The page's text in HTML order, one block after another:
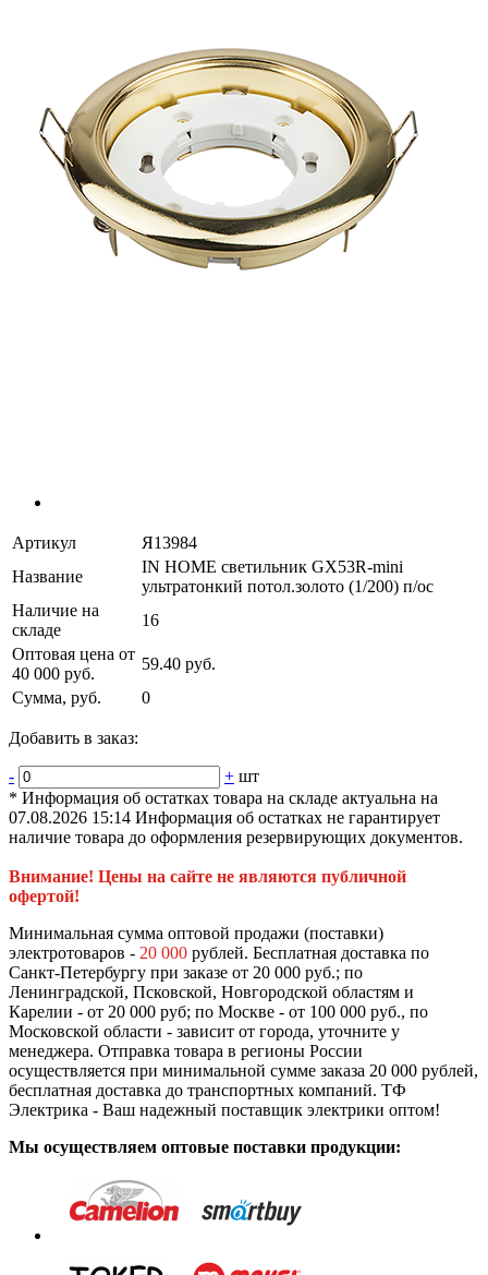
Артикул
Я13984
Название
IN HOME светильник GX53R-mini
ультратонкий потол.золото (1/200) п/ос
Наличие на
складе
16
Оптовая цена от
40 000 руб.
59.40 руб.
Сумма, руб.
0
Добавить в заказ:
- + шт
* Информация об остатках товара на складе актуальна на
07.08.2026 15:14 Информация об остатках не гарантирует
наличие товара до оформления резервирующих документов.
Внимание! Цены на сайте не являются публичной
офертой!
Минимальная сумма оптовой продажи (поставки)
электротоваров - 20 000 рублей. Бесплатная доставка по
Санкт-Петербургу при заказе от 20 000 руб.; по
Ленинградской, Псковской, Новгородской областям и
Карелии - от 20 000 руб; по Москве - от 100 000 руб., по
Московской области - зависит от города, уточните у
менеджера. Отправка товара в регионы России
осуществляется при минимальной сумме заказа 20 000 рублей,
бесплатная доставка до транспортных компаний. ТФ
Электрика - Ваш надежный поставщик электрики оптом!
Мы осуществляем оптовые поставки продукции: